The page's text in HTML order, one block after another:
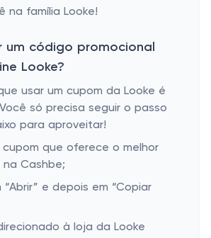
na família Looke!
um código promocional
Looke?
usar um cupom da Looke é
só precisa seguir o passo
para aproveitar!
cupom que oferece o melhor
Cashbe;
“Abrir” e depois em “Copiar
à loja da Looke